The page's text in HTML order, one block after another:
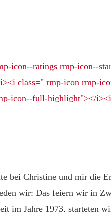
bei Christine und mir die
wir: Das feiern wir in
im Jahre 1973, starteten